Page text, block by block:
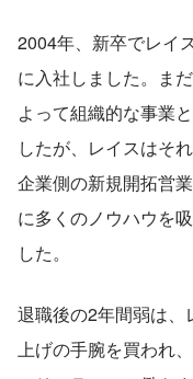
2004年、新卒でレイ
に入社しました。ま
よって組織的な事業
したが、レイスはそ
企業側の新規開拓営
に多くのノウハウを
した。
退職後の2年間弱は、
上げの手腕を買われ